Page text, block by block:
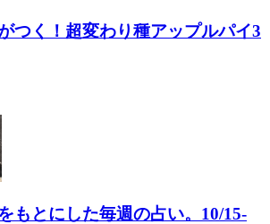
つく！超変わり種アップルパイ3
もとにした毎週の占い。10/15-